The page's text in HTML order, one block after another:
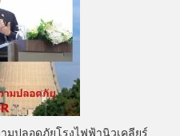
ปลอดภัยโรงไฟฟ้านิวเคลียร์